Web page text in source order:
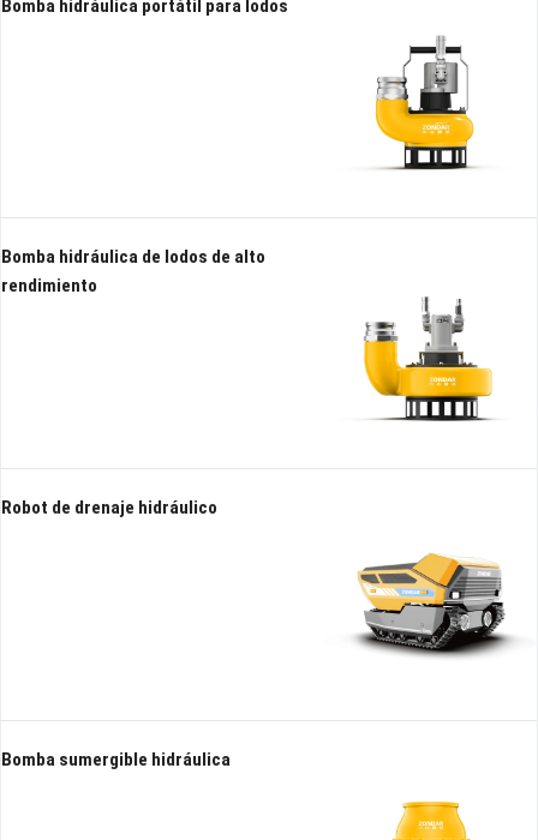
Bomba hidráulica portátil para lodos
Bomba hidráulica de lodos de alto
rendimiento
Robot de drenaje hidráulico
Bomba sumergible hidráulica